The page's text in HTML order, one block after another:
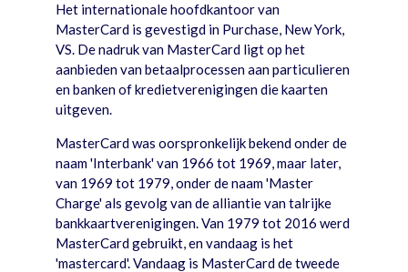
Het internationale hoofdkantoor van
MasterCard is gevestigd in Purchase, New York,
VS. De nadruk van MasterCard ligt op het
aanbieden van betaalprocessen aan particulieren
en banken of kredietverenigingen die kaarten
uitgeven.
MasterCard was oorspronkelijk bekend onder de
naam 'Interbank' van 1966 tot 1969, maar later,
van 1969 tot 1979, onder de naam 'Master
Charge' als gevolg van de alliantie van talrijke
bankkaartverenigingen. Van 1979 tot 2016 werd
MasterCard gebruikt, en vandaag is het
'mastercard'. Vandaag is MasterCard de tweede